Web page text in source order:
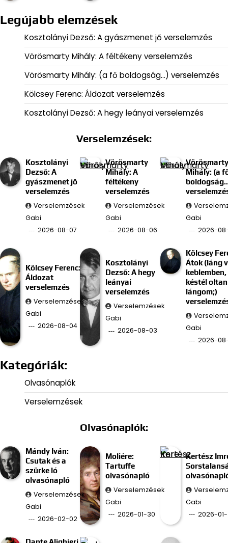
Legújabb elemzések
Kosztolányi Dezső: A gyászmenet jő verselemzés
Vörösmarty Mihály: A féltékeny verselemzés
Vörösmarty Mihály: (a fő boldogság…) verselemzés
Kölcsey Ferenc: Áldozat verselemzés
Kosztolányi Dezső: A hegy leányai verselemzés
Verselemzések:
Kosztolányi
Dezső: A
gyászmenet jő
verselemzés
Verselemzések
Gabi
2026-08-07
Vörösmarty
Mihály: A
féltékeny
verselemzés
Verselemzések
Gabi
2026-08-06
Vörösmarty
Mihály: (a
Gabi
2026-
Kölcsey Ferenc:
Áldozat
verselemzés
Verselemzések
Gabi
2026-08-04
Kosztolányi
Dezső: A hegy
leányai
verselemzés
Verselemzések
Gabi
2026-08-03
Kölcsey
Átok (láng
keblemben,
késtél
lángom;)
Gabi
2026-
Kategóriák:
Olvasónaplók
Verselemzések
Olvasónaplók:
Mándy Iván:
Csutak és a
szürke ló
olvasónapló
Verselemzések
Gabi
2026-02-02
Moliére:
Tartuffe
olvasónapló
Verselemzések
Gabi
2026-01-30
Kertész
Gabi
2026-